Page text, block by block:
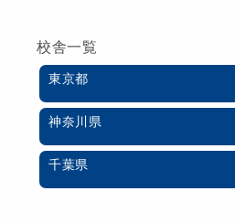
校舎一覧
東京都
神奈川県
千葉県